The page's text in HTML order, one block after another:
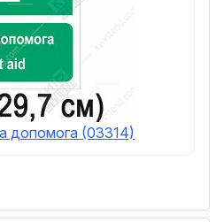
допомога (03314)